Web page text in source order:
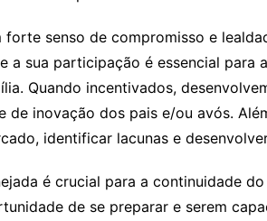
forte senso de compromisso e
a sua participação é essencial para
Quando incentivados,
de inovação dos pais e/ou avós.
identificar lacunas e
é crucial para a continuidade
de se preparar e serem